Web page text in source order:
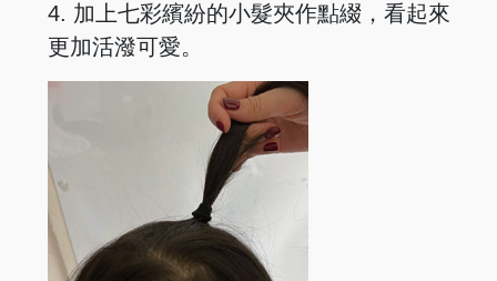
4. 加上七彩繽紛的小髮夾作點綴，看起來
更加活潑可愛。